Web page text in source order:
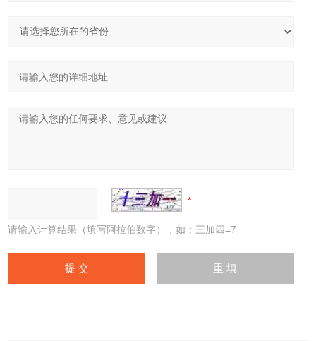
请输入计算结果（填写阿拉伯数字），如：三加四=7